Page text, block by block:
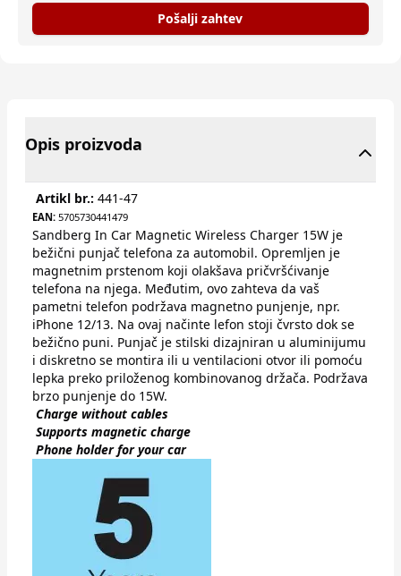
Pošalji zahtev
Opis proizvoda
Artikl br.: 441-47
EAN: 5705730441479
Sandberg In Car Magnetic Wireless Charger 15W je
bežični punjač telefona za automobil. Opremljen je
magnetnim prstenom koji olakšava pričvršćivanje
telefona na njega. Međutim, ovo zahteva da vaš
pametni telefon podržava magnetno punjenje, npr.
iPhone 12/13. Na ovaj načinte lefon stoji čvrsto dok se
bežično puni. Punjač je stilski dizajniran u aluminijumu
i diskretno se montira ili u ventilacioni otvor ili pomoću
lepka preko priloženog kombinovanog držača. Podržava
brzo punjenje do 15W.
Charge without cables
Supports magnetic charge
Phone holder for your car